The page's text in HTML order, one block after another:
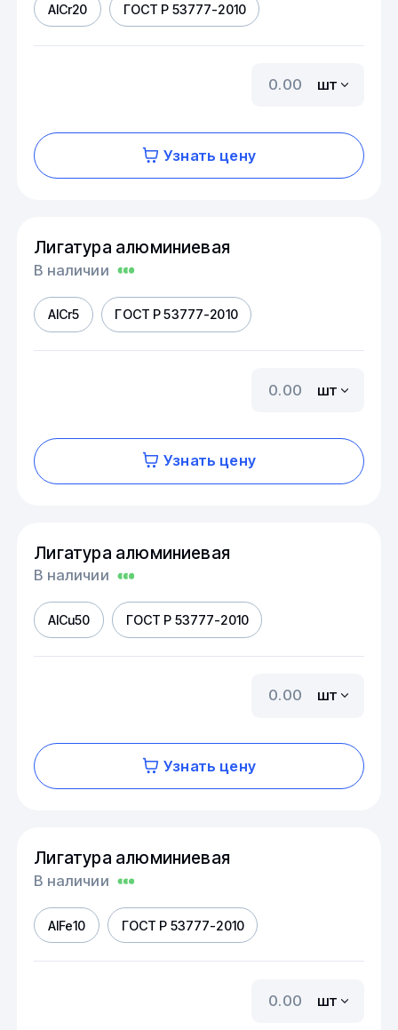
AICr20 ГОСТ Р 53777-2010
шт
Узнать цену
Лигатура алюминиевая
В наличии
AICr5 ГОСТ Р 53777-2010
шт
Узнать цену
Лигатура алюминиевая
В наличии
AICu50 ГОСТ Р 53777-2010
шт
Узнать цену
Лигатура алюминиевая
В наличии
AIFe10 ГОСТ Р 53777-2010
шт